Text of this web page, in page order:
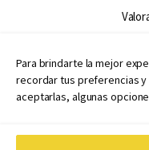
Para brindarte la mejor
recordar tus preferencias y
aceptarlas, algunas
Políticas de
Políticas de
Atribuciones